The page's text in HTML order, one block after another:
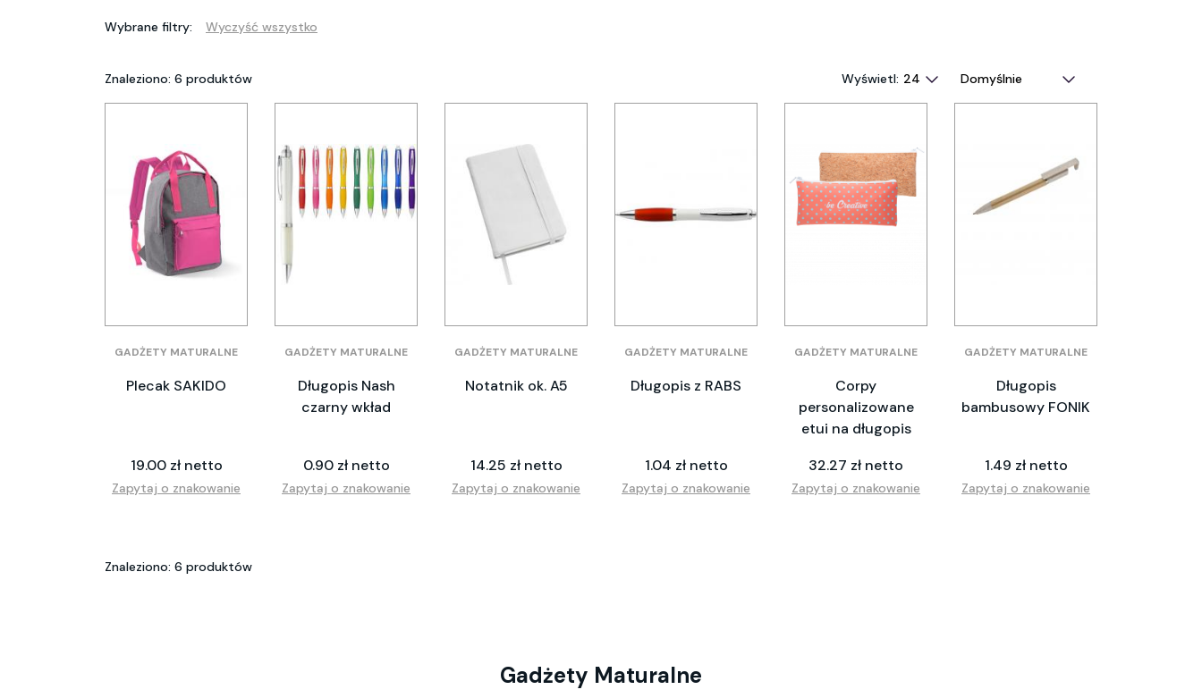
Wybrane filtry: Wyczyść wszystko
Znaleziono: 6 produktów Wyświetl:
GADŻETY MATURALNE
Plecak SAKIDO
19.00 zł netto
Zapytaj o znakowanie
GADŻETY MATURALNE
Długopis Nash
czarny wkład
0.90 zł netto
Zapytaj o znakowanie
GADŻETY MATURALNE
Notatnik ok. A5
14.25 zł netto
Zapytaj o znakowanie
GADŻETY MATURALNE
Długopis z RABS
1.04 zł netto
Zapytaj o znakowanie
GADŻETY MATURALNE
Corpy
personalizowane
etui na długopis
32.27 zł netto
Zapytaj o znakowanie
GADŻETY MATURALNE
Długopis
bambusowy FONIK
1.49 zł netto
Zapytaj o znakowanie
Znaleziono: 6 produktów
Gadżety Maturalne